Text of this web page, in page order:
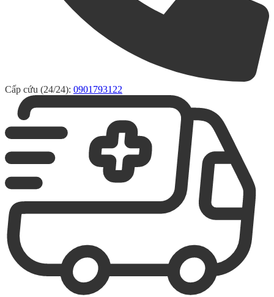
Cấp cứu (24/24): 0901793122